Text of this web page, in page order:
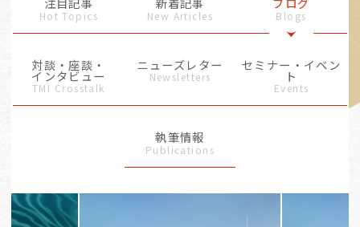
Hot Topics New Articles Blogs
対談・座談・
インタビュー
TMI Crosstalk
ニューズレター
Newsletters
セミナー・イベン
ト
Events
執筆情報
Publications